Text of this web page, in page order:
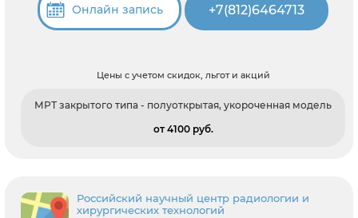
Онлайн запись +7(812)6464713
Цены с учетом скидок, льгот и акций
МРТ закрытого типа - полуоткрытая, укороченная модель
от 4100 pуб.
Российский научный центр радиологии и
хирургических технологий